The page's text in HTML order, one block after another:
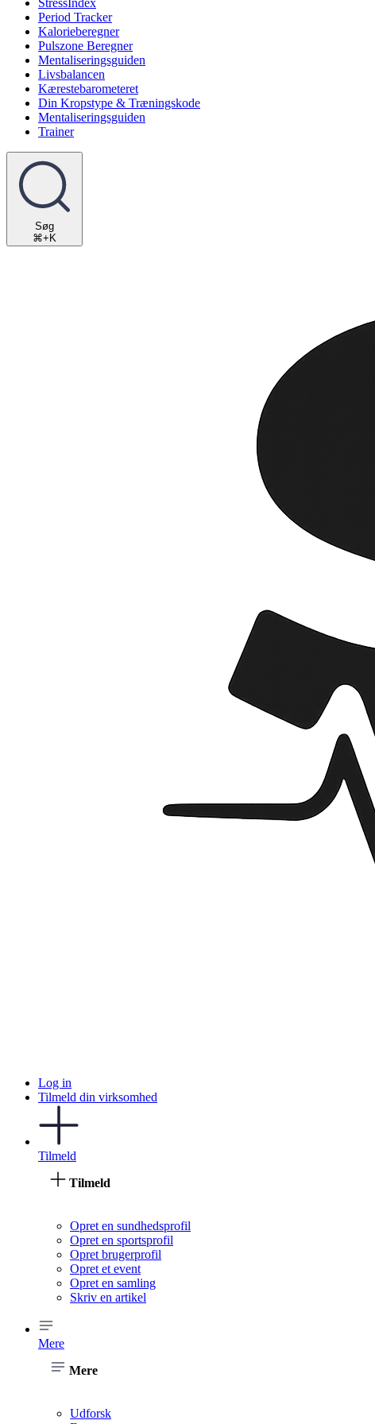
StressIndex
Period Tracker
Kalorieberegner
Pulszone Beregner
Mentaliseringsguiden
Livsbalancen
Kærestebarometeret
Din Kropstype & Træningskode
Mentaliseringsguiden
Trainer
Søg
⌘+K
Log in
Tilmeld din virksomhed
Tilmeld
Tilmeld
Opret en sundhedsprofil
Opret en sportsprofil
Opret brugerprofil
Opret et event
Opret en samling
Skriv en artikel
Mere
Mere
Udforsk